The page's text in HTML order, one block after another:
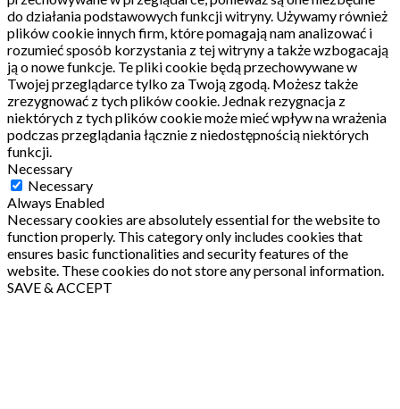
do działania podstawowych funkcji witryny. Używamy również
plików cookie innych firm, które pomagają nam analizować i
rozumieć sposób korzystania z tej witryny a także wzbogacają
ją o nowe funkcje. Te pliki cookie będą przechowywane w
Twojej przeglądarce tylko za Twoją zgodą. Możesz także
zrezygnować z tych plików cookie. Jednak rezygnacja z
niektórych z tych plików cookie może mieć wpływ na wrażenia
podczas przeglądania łącznie z niedostępnością niektórych
funkcji.
Necessary
Necessary
Always Enabled
Necessary cookies are absolutely essential for the website to
function properly. This category only includes cookies that
ensures basic functionalities and security features of the
website. These cookies do not store any personal information.
SAVE & ACCEPT